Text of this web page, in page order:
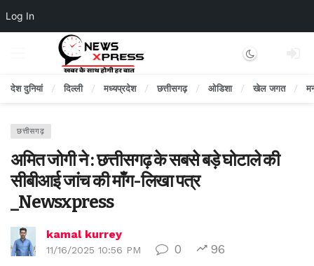
Log In
Dark mode
देश दुनियां दिल्ली मध्यप्रदेश छत्तीसगढ़ ओडिशा खेल जगत
छत्तीसगढ़
अमित जोगी ने : छत्तीसगढ़ के सबसे बड़े घोटाले की
सीबीआई जांच की माँग-लिखा पत्र
_Newsxpress
kamal kurrey
11/16/2025 10:56 PM 0 96